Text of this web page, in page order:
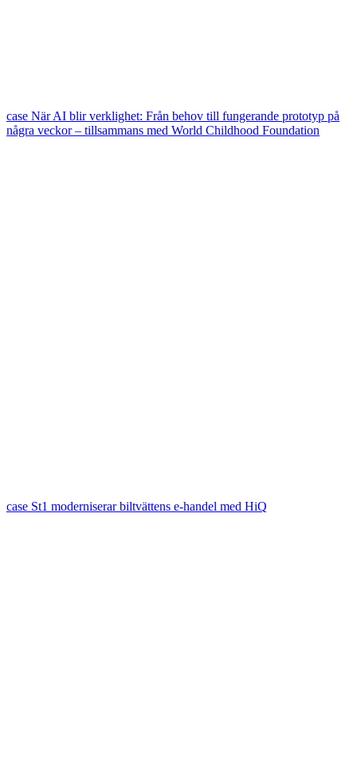
case När AI blir verklighet: Från behov till fungerande prototyp på
några veckor – tillsammans med World Childhood Foundation
case St1 moderniserar biltvättens e-handel med HiQ